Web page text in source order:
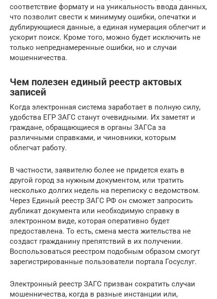
соответствие формату и на уникальность ввода данных,
что позволит свести к минимуму ошибки, опечатки и
дублирующиеся данные, а единая нумерация облегчит и
ускорит поиск. Кроме того, можно будет исключить не
только непреднамеренные ошибки, но и случаи
мошенничества.
Чем полезен единый реестр актовых
записей
Когда электронная система заработает в полную силу,
удобства ЕГР ЗАГС станут очевидными. Их заметят и
граждане, обращающиеся в органы ЗАГСа за
различными справками, и чиновники, которым
облегчат работу.
В частности, заявителю более не придется ехать в
другой город за нужным документом, или тратить
несколько долгих недель на переписку с ведомством.
Через Единый реестр ЗАГС РФ он сможет запросить
дубликат документа или необходимую справку в
электронном виде, которая оперативно будет
предоставлена. То есть, смена места жительства не
создаст гражданину препятствий в их получении.
Воспользоваться реестром подобным образом смогут
зарегистрированные пользователи портала Госуслуг.
Электронный реестр ЗАГС призван сократить случаи
мошенничества, когда в разные инстанции или,